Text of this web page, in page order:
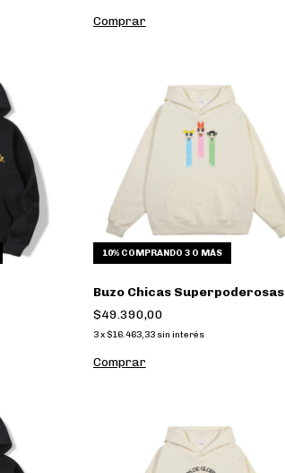
Comprar
10% COMPRANDO 3 O MÁS
Buzo Chicas Superpoderosas
$49.390,00
3x $16.463,33 sin interés
Comprar